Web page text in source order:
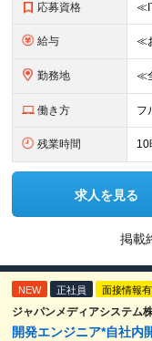
応募資格
給与
勤務地
働き方 フ
残業時間 10
求人を見る
掲載
NEW 正社員 面接情報有
ジャパンメディアシステム
開発エンジニア*自社内